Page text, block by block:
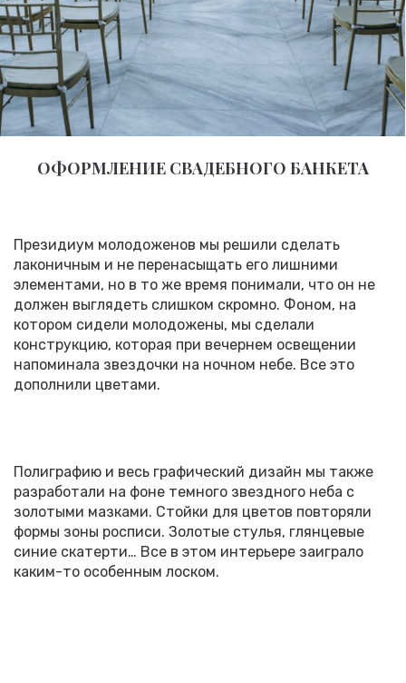
ОФОРМЛЕНИЕ СВАДЕБНОГО БАНКЕТА
Президиум молодоженов мы решили сделать
лаконичным и не перенасыщать его лишними
элементами, но в то же время понимали, что он не
должен выглядеть слишком скромно. Фоном, на
котором сидели молодожены, мы сделали
конструкцию, которая при вечернем освещении
напоминала звездочки на ночном небе. Все это
дополнили цветами.
Полиграфию и весь графический дизайн мы также
разработали на фоне темного звездного неба с
золотыми мазками. Стойки для цветов повторяли
формы зоны росписи. Золотые стулья, глянцевые
синие скатерти… Все в этом интерьере заиграло
каким-то особенным лоском.